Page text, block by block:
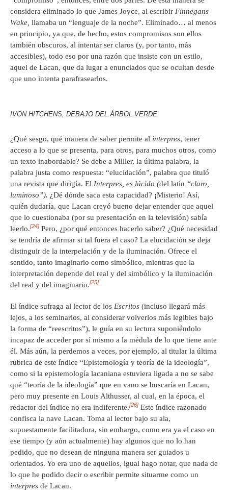
considera eliminado lo que James Joyce, al escribir Finnegans
Wake, llamaba un “lenguaje de la noche”. Eliminado… al menos
en principio, ya que, de hecho, estos compromisos son ellos
también obscuros, al intentar ser claros (y, por tanto, más
accesibles), todo eso por una razón que insiste con un estilo,
aquel de Lacan, que da lugar a enunciados que se ocultan desde
que uno intenta parafrasearlos.
IVON HITCHENS, DEBAJO DEL ÁRBOL VERDE
¿Qué sesgo, qué manera de saber permite al interpres, tener
acceso a lo que se presenta, para otros, para muchos otros, como
un texto inabordable? Se debe a Miller, la última palabra, la
palabra justa como respuesta: “elucidación”, palabra que tituló
una revista que dirigía. El Interpres, es lúcido (del latín “claro,
luminoso”). ¿Dé dónde saca esta capacidad? ¡Misterio! Así,
quién dudaría, que Lacan creyó bueno dejar entender que aquel
que lo cuestionaba (por su presentación en la televisión) sabía
leerlo.[24] Pero, ¿por qué entonces hacerlo saber? ¿Qué necesidad
se tendría de afirmar si tal fuera el caso? La elucidación se deja
distinguir de la interpelación y de la iluminación. Ofrece el
sentido, tanto imaginario como simbólico, mientras que la
interpretación depende del real y del simbólico y la iluminación
del real y del imaginario.[25]
El índice sufraga al lector de los Escritos (incluso llegará más
lejos, a los seminarios, al considerar volverlos más legibles bajo
la forma de “reescritos”), le guía en su lectura suponiéndolo
incapaz de acceder por sí mismo a la médula de lo que tiene ante
él. Más aún, la perdemos a veces, por ejemplo, al titular la última
rubrica de este índice “Epistemología y teoría de la ideología”,
como si la epistemología lacaniana estuviera ligada a no se sabe
qué “teoría de la ideología” que en vano se buscaría en Lacan,
pero muy presente en Louis Althusser, al cual, en la época, el
redactor del índice no era indiferente.[26] Este índice razonado
confisca la nave Lacan. Toma al lector bajo su ala,
supuestamente facilitadora, sin embargo, como era ya el caso en
ese tiempo (y aún actualmente) hay algunos que no lo han
pedido, que no desean de ninguna manera ser guiados u
orientados. Yo era uno de aquellos, igual hago notar, que nada de
lo que he podido decir o escribir permite situarme como un
interpres de Lacan.